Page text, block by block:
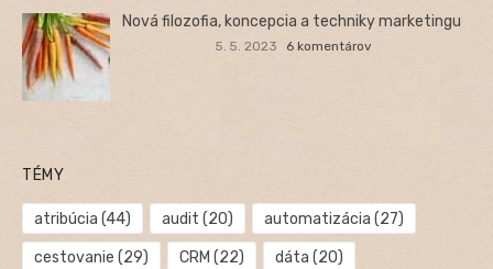
Nová filozofia, koncepcia a techniky marketingu
5. 5. 2023 6 komentárov
TÉMY
atribúcia (44) audit (20) automatizácia (27)
cestovanie (29) CRM (22) dáta (20)